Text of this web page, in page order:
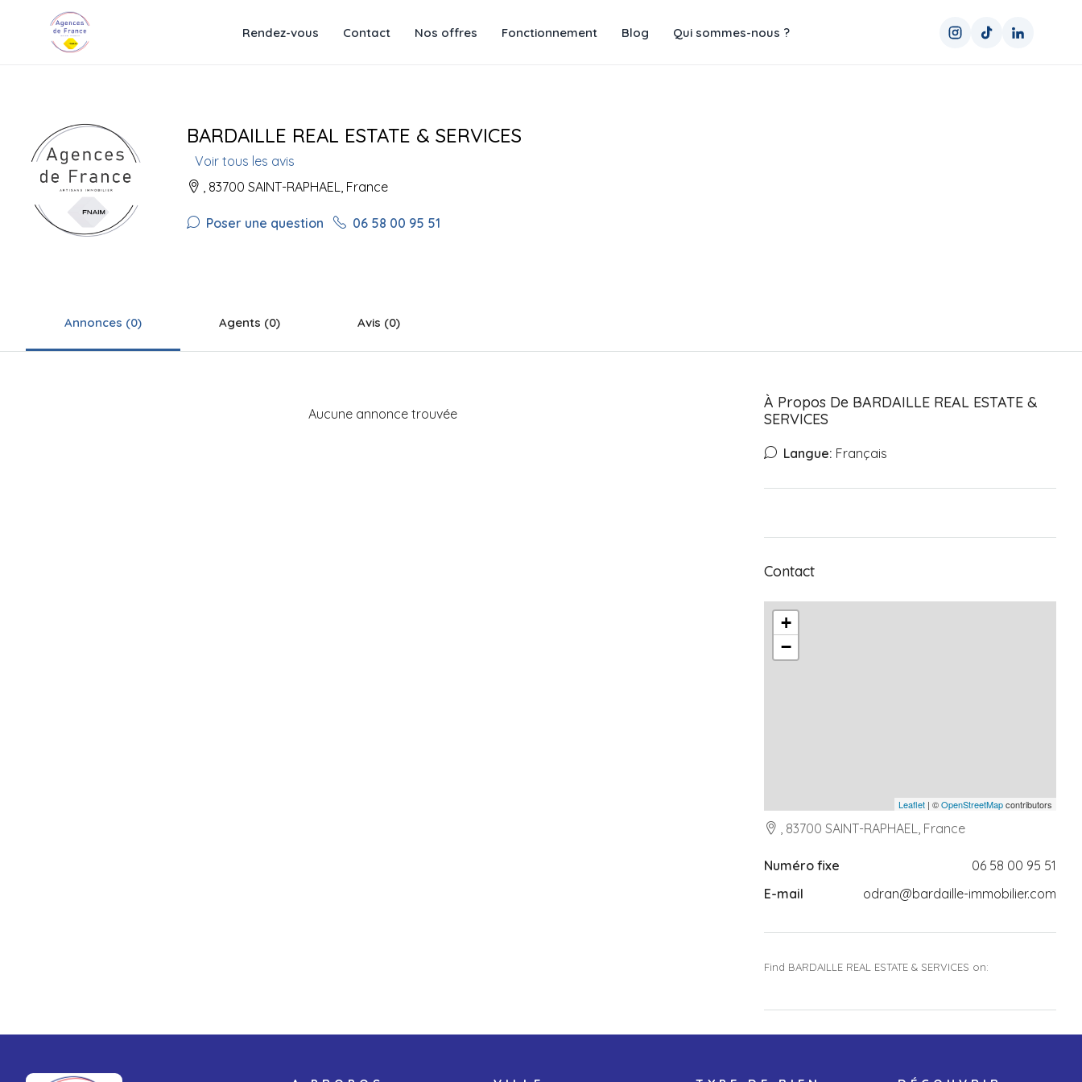
Rendez-vous Contact Nos offres Fonctionnement Blog Qui sommes-nous ?
BARDAILLE REAL ESTATE & SERVICES
Voir tous les avis
, 83700 SAINT-RAPHAEL, France
Poser une question 06 58 00 95 51
Annonces (0) Agents (0) Avis (0)
Aucune annonce trouvée
À Propos De BARDAILLE REAL ESTATE &
SERVICES
Langue: Français
Contact
+
−
Leaflet | ©OpenStreetMapcontributors
, 83700 SAINT-RAPHAEL, France
Numéro fixe
06 58 00 95 51
E-mail
odran@bardaille-immobilier.com
Find BARDAILLE REAL ESTATE & SERVICES on: